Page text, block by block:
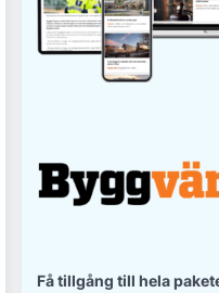
Få tillgång till hela